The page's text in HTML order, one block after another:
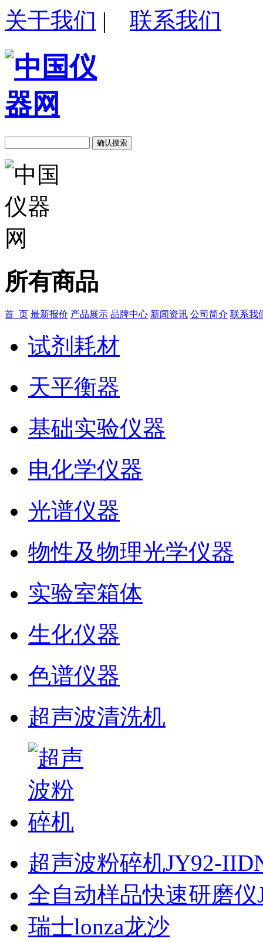
关于我们 | 联系我们
所有商品
首 页 最新报价 产品展示 品牌中心 新闻资讯 公司简介 联系我
试剂耗材
天平衡器
基础实验仪器
电化学仪器
光谱仪器
物性及物理光学仪器
实验室箱体
生化仪器
色谱仪器
超声波清洗机
超声波粉碎机JY92-
全自动样品快速研磨仪
瑞士lonza龙沙